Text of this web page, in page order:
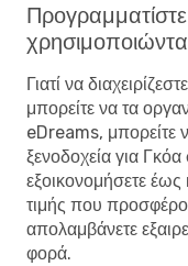
Προγραμματίστε
Γιατί να
μπορείτε να τα
eDreams, μπορείτε
ξενοδοχεία για
εξοικονομήσετε
τιμής που
απολαμβάνετε
φορά.